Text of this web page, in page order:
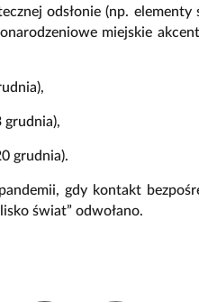
odsłonie (np.
miejskie
grudnia),
grudnia).
gdy kontakt
świat” odwołano.